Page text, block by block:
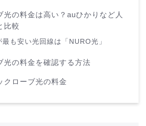
光の料金は高い？auひかりなど人
比較
最も安い光回線は「NURO光」
光の料金を確認する方法
クローブ光の料金